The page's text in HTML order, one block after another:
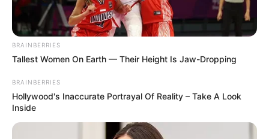
δικαιώματος. Διαβάστε τηνΠολιτική Απορρήτου
του website πριν
να το χρησιμοποιήσετε, καθώς χρησιμοποιώντας το την
αποδέχεστε. Ο ιστότοπος διατηρεί το δικαίωμα να τροποποιήσει
BRAINBERRIES
Tallest Women On Earth — Their Height Is Jaw-Dropping
BRAINBERRIES
Hollywood's Inaccurate Portrayal Of Reality – Take A Look
Inside